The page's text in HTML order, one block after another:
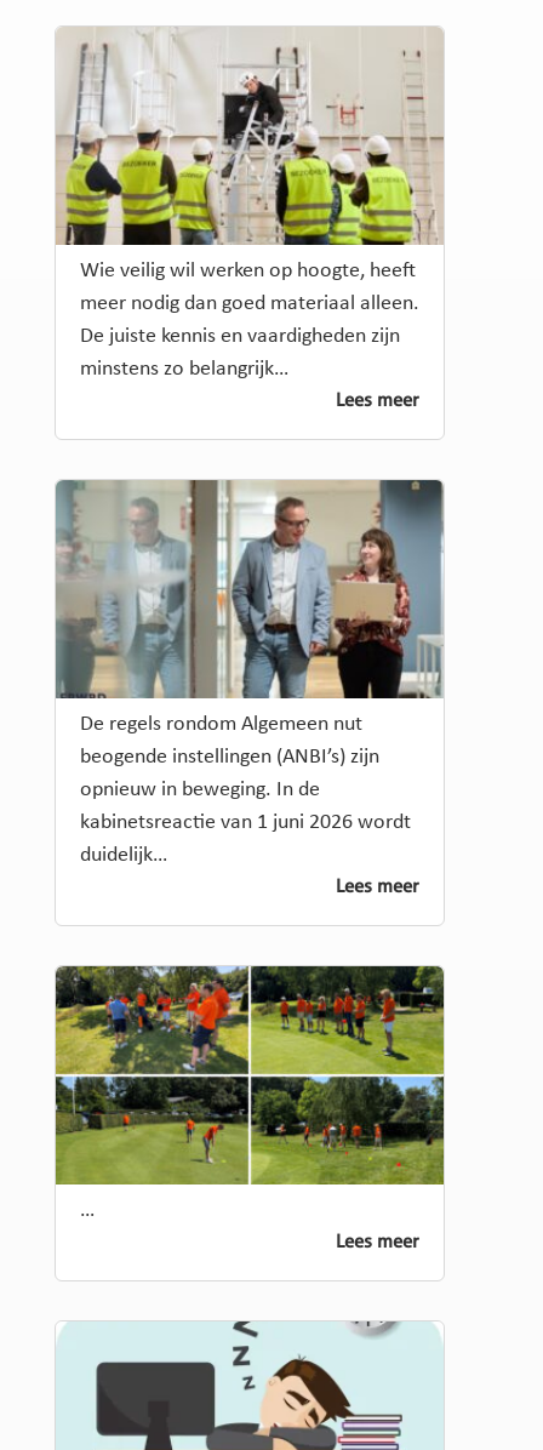
Wie veilig wil werken op hoogte, heeft
meer nodig dan goed materiaal alleen.
De juiste kennis en vaardigheden zijn
minstens zo belangrijk…
Lees meer
De regels rondom Algemeen nut
beogende instellingen (ANBI’s) zijn
opnieuw in beweging. In de
kabinetsreactie van 1 juni 2026 wordt
duidelijk…
Lees meer
…
Lees meer